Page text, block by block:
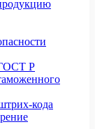
ГОСТ Р
кода